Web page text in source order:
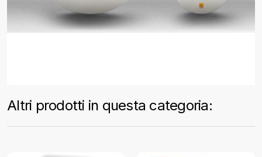
Altri prodotti in questa categoria: